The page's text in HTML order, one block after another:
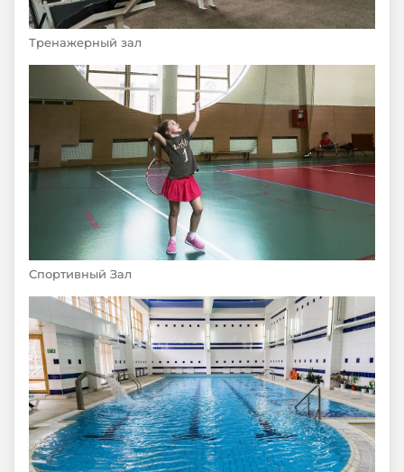
Тренажерный зал
Спортивный Зал